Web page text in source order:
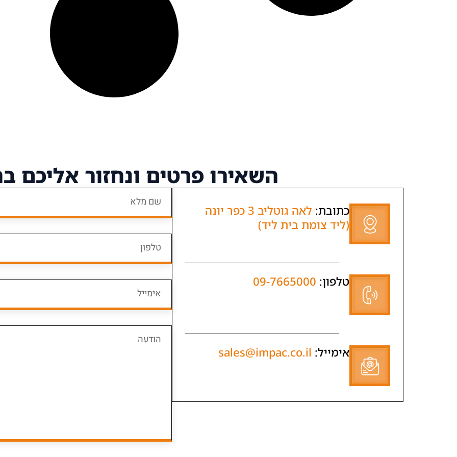
השאירו פרטים ונחזור אליכם
כתובת:
לאה גוטליב 3 כפר יונה
(ליד צומת בית ליד)
טלפון:
אימייל: